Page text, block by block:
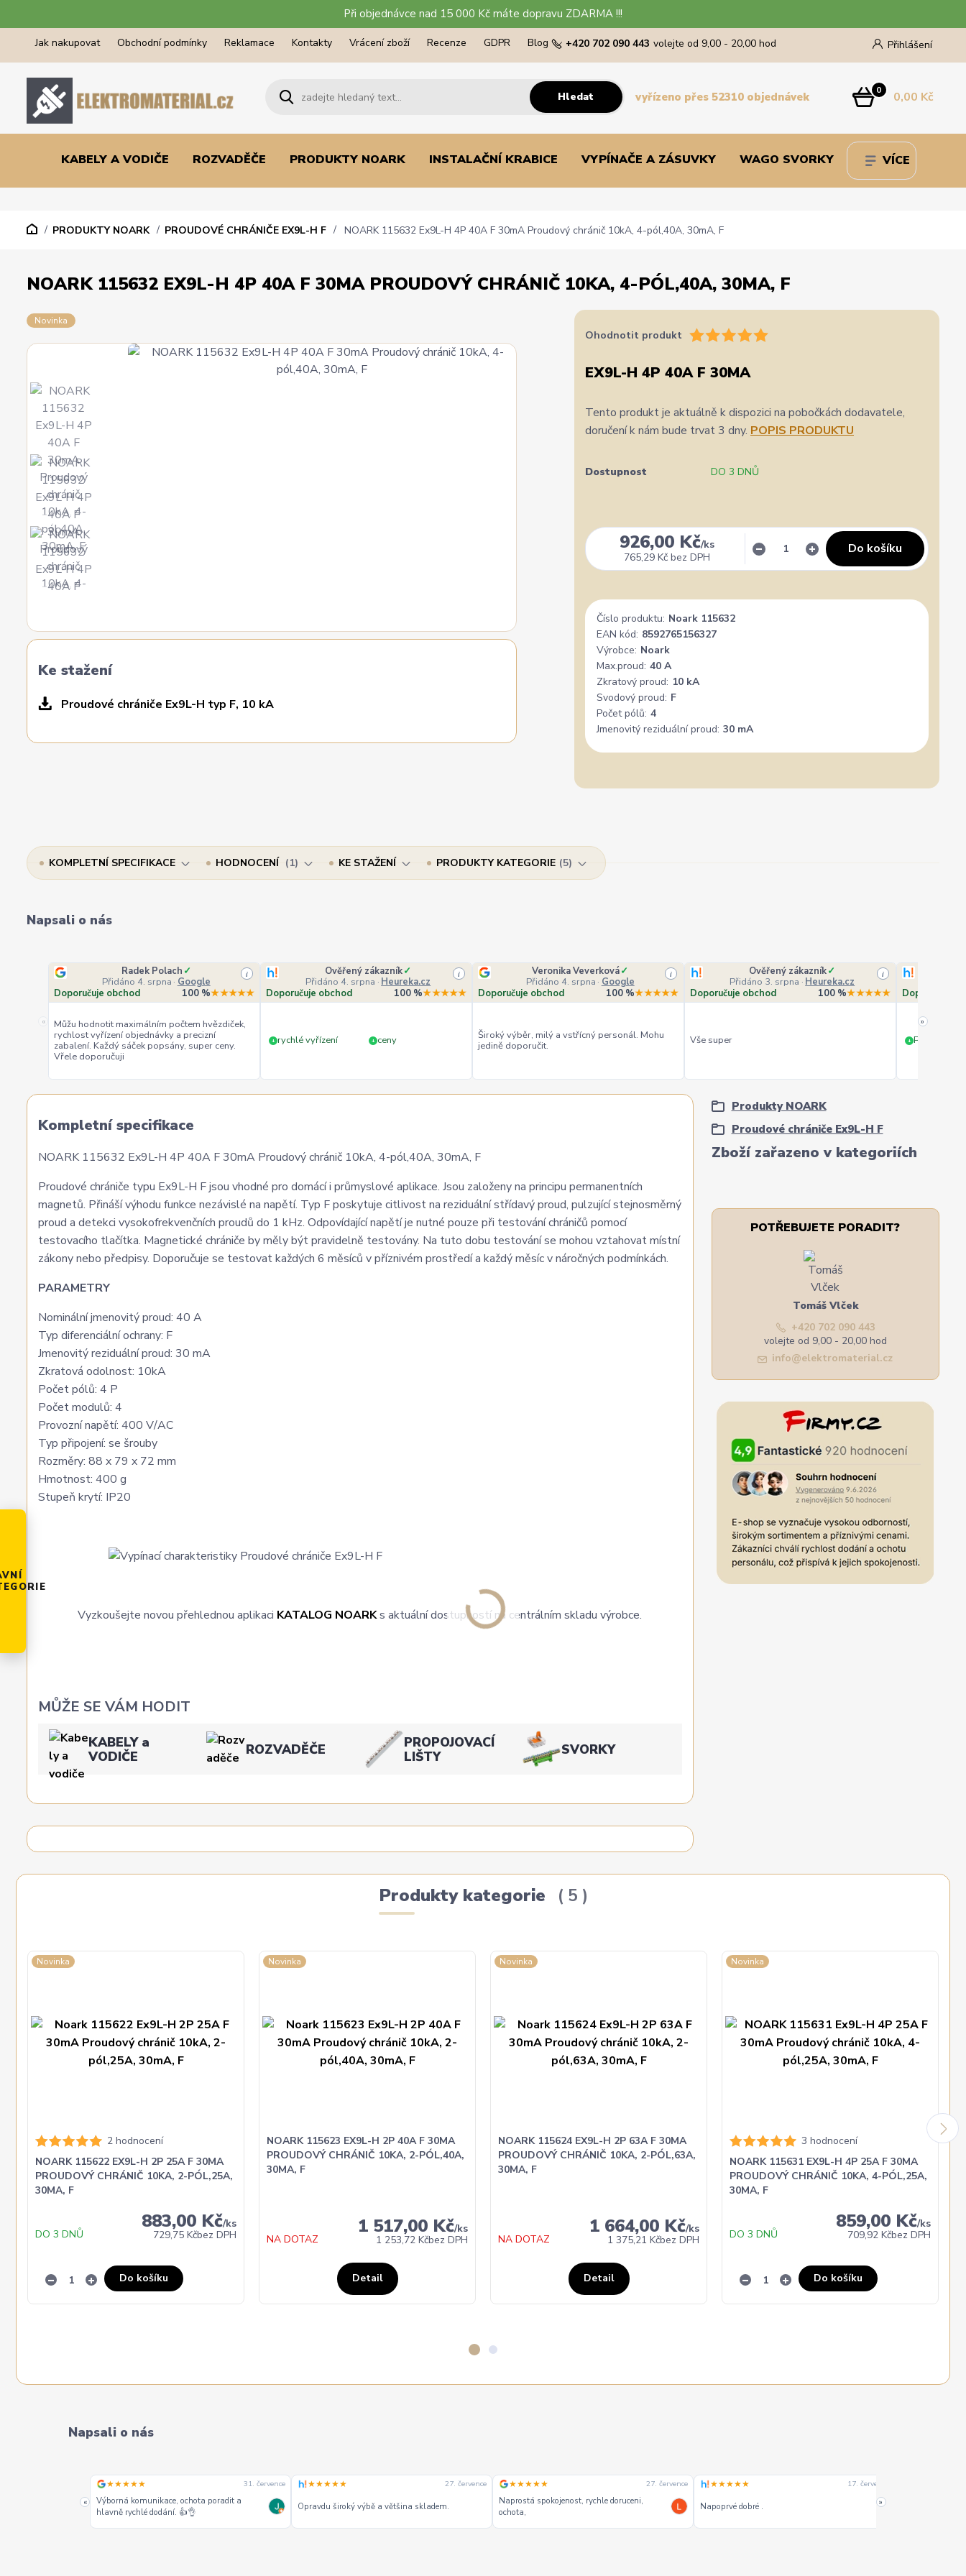
Při objednávce nad 15 000 Kč máte dopravu ZDARMA !!!
Jak nakupovat Obchodní podmínky Reklamace Kontakty Vrácení zboží Recenze GDPR Blog Přihlášení
Hledat
+420 702 090 443 volejte od 9,00 - 20,00 hod
0 0,00 Kč
vyřízeno přes 52310 objednávek
KABELY A VODIČE ROZVADĚČE PRODUKTY NOARK INSTALAČNÍ KRABICE VYPÍNAČE A ZÁSUVKY WAGO SVORKY VÍCE
PRODUKTY NOARK PROUDOVÉ CHRÁNIČE EX9L-H F NOARK 115632 Ex9L-H 4P 40A F 30mA Proudový chránič 10kA, 4-pól,40A, 30mA, F
NOARK 115632 EX9L-H 4P 40A F 30MA PROUDOVÝ CHRÁNIČ 10KA, 4-PÓL,40A, 30MA, F
Novinka
Ke stažení
Proudové chrániče Ex9L-H typ F, 10 kA
Ohodnotit produkt
EX9L-H 4P 40A F 30MA
Tento produkt je aktuálně k dispozici na pobočkách dodavatele,
doručení k nám bude trvat 3 dny. POPIS PRODUKTU
Dostupnost DO 3 DNŮ
926,00 Kč/ks
765,29 Kč bez DPH
Do košíku
Číslo produktu: Noark 115632
EAN kód: 8592765156327
Výrobce: Noark
Max.proud: 40 A
Zkratový proud: 10 kA
Svodový proud: F
Počet pólů: 4
Jmenovitý reziduální proud: 30 mA
KOMPLETNÍ SPECIFIKACE HODNOCENÍ 1 KE STAŽENÍ PRODUKTY KATEGORIE 5
Napsali o nás
«
Radek Polach ✓
Přidáno 4. srpna · Google
i
Doporučuje obchod 100 %★★★★★
Můžu hodnotit maximálním počtem hvězdiček,
rychlost vyřízení objednávky a precizní
zabalení. Každý sáček popsány, super ceny.
Vřele doporučuji
Ověřený zákazník✓
Přidáno 4. srpna · Heureka.cz
i
Doporučuje obchod 100 %★★★★★
+ rychlé vyřízení + ceny
Veronika Veverková✓
Přidáno 4. srpna · Google
i
Doporučuje obchod 100 %★★★★★
Široký výběr, milý a vstřícný personál. Mohu
jedině doporučit.
Ověřený zákazník✓
Přidáno 3. srpna · Heureka.cz
i
Doporučuje obchod 100 %★★★★★
Vše super
Doporučuje
+ PERFEKTNÍ
»
Kompletní specifikace
NOARK 115632 Ex9L-H 4P 40A F 30mA Proudový chránič 10kA, 4-pól,40A, 30mA, F
Proudové chrániče typu Ex9L-H F jsou vhodné pro domácí i průmyslové aplikace. Jsou založeny na principu permanentních
magnetů. Přináší výhodu funkce nezávislé na napětí. Typ F poskytuje citlivost na reziduální střídavý proud, pulzující stejnosměrný
proud a detekci vysokofrekvenčních proudů do 1 kHz. Odpovídající napětí je nutné pouze při testování chráničů pomocí
testovacího tlačítka. Magnetické chrániče by měly být pravidelně testovány. Na tuto dobu testování se mohou vztahovat místní
zákony nebo předpisy. Doporučuje se testovat každých 6 měsíců v příznivém prostředí a každý měsíc v náročných podmínkách.
PARAMETRY
Nominální jmenovitý proud: 40 A
Typ diferenciální ochrany: F
Jmenovitý reziduální proud: 30 mA
Zkratová odolnost: 10kA
Počet pólů: 4 P
Počet modulů: 4
Provozní napětí: 400 V/AC
Typ připojení: se šrouby
Rozměry: 88 x 79 x 72 mm
Hmotnost: 400 g
Stupeň krytí: IP20
Vyzkoušejte novou přehlednou aplikaci KATALOG NOARKs aktuální dostupností na centrálním skladu výrobce.
MŮŽE SE VÁM HODIT
KABELY a
VODIČE
ROZVADĚČE
PROPOJOVACÍ
LIŠTY
SVORKY
Zboží zařazeno v kategoriích
Produkty NOARK
Proudové chrániče Ex9L-H F
POTŘEBUJETE PORADIT?
Tomáš Vlček
+420 702 090 443
volejte od 9,00 - 20,00 hod
info@elektromaterial.cz
Produkty kategorie 5
Novinka
2 hodnocení
NOARK 115622 EX9L-H 2P 25A F 30MA
PROUDOVÝ CHRÁNIČ 10KA, 2-PÓL,25A,
30MA, F
883,00 Kč/ks
729,75 Kčbez DPH
DO 3 DNŮ
Do košíku
Novinka
NOARK 115623 EX9L-H 2P 40A F 30MA
PROUDOVÝ CHRÁNIČ 10KA, 2-PÓL,40A,
30MA, F
1 517,00 Kč/ks
1 253,72 Kčbez DPH
NA DOTAZ
Detail
Novinka
NOARK 115624 EX9L-H 2P 63A F 30MA
PROUDOVÝ CHRÁNIČ 10KA, 2-PÓL,63A,
30MA, F
1 664,00 Kč/ks
1 375,21 Kčbez DPH
NA DOTAZ
Detail
Novinka
3 hodnocení
NOARK 115631 EX9L-H 4P 25A F 30MA
PROUDOVÝ CHRÁNIČ 10KA, 4-PÓL,25A,
30MA, F
859,00 Kč/ks
709,92 Kčbez DPH
DO 3 DNŮ
Do košíku
Napsali o nás
«
★★★★★ 31. července
Výborná komunikace, ochota poradit a
hlavně rychlé dodání. 👍👌
★★★★★ 27. července
Opravdu široký výbě a většina skladem.
★★★★★ 27. července
Naprostá spokojenost, rychle doruceni,
ochota,
★★★★★ 17. července
Napoprvé dobré . »